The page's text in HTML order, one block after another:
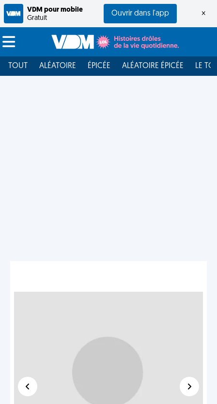
VDM pour mobile
Gratuit
Ouvrir dans l'app ×
TOUT ALÉATOIRE ÉPICÉE ALÉATOIRE ÉPICÉE LE